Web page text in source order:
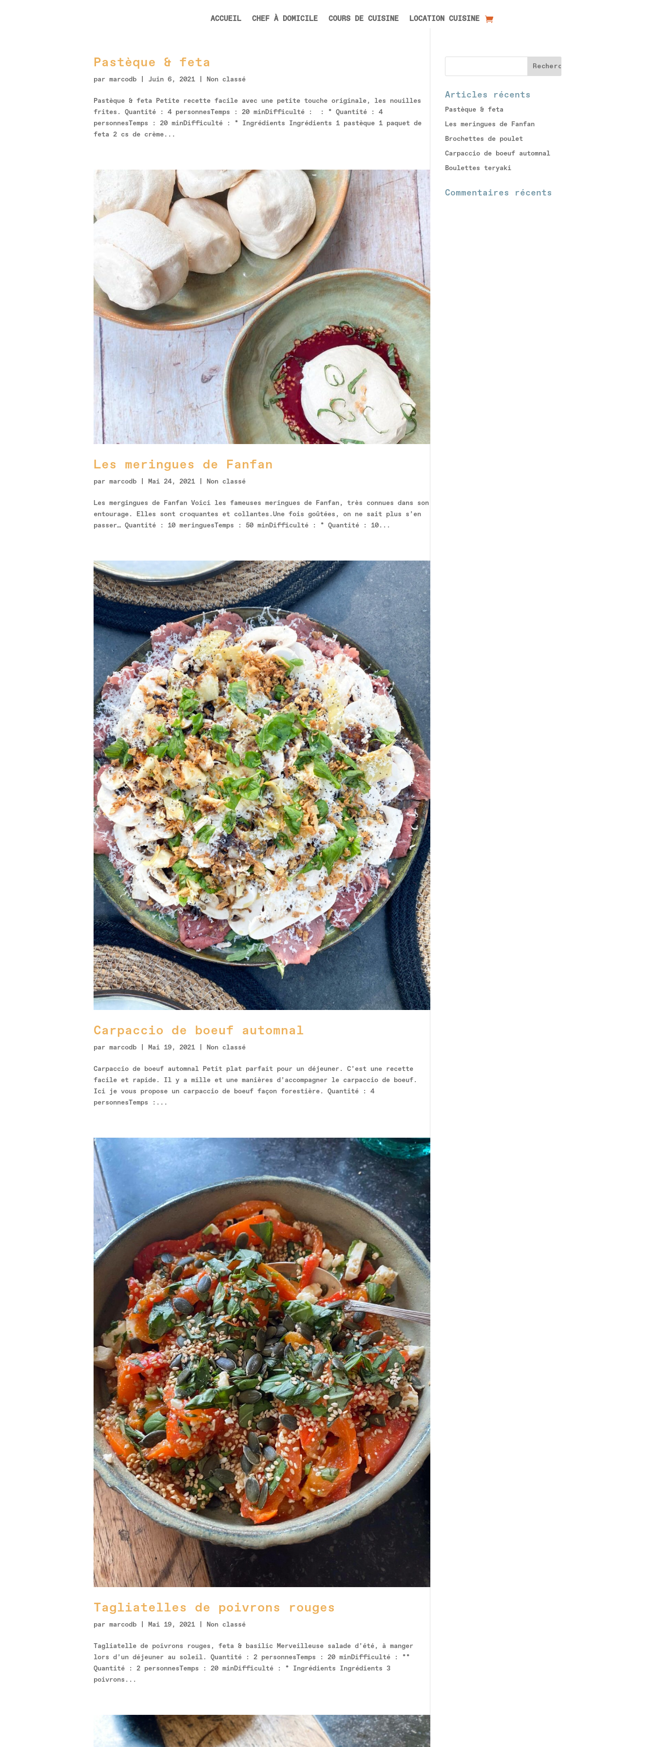
ACCUEIL CHEF À DOMICILE COURS DE CUISINE LOCATION CUISINE
Pastèque & feta
par marcodb Juin 6, 2021 Non classé
Pastèque & feta Petite recette facile avec une petite touche originale, les nouilles
frites. Quantité : 4 personnesTemps : 20 minDifficulté : : * Quantité : 4
personnesTemps : 20 minDifficulté : * Ingrédients Ingrédients 1 pastèque 1 paquet de
feta 2 cs de crème...
Les meringues de Fanfan
par marcodb Mai 24, 2021 Non classé
Les mergingues de Fanfan Voici les fameuses meringues de Fanfan, très connues dans son
entourage. Elles sont croquantes et collantes.Une fois goûtées, on ne sait plus s’en
passer… Quantité : 10 meringuesTemps : 50 minDifficulté : * Quantité : 10...
Carpaccio de boeuf automnal
par marcodb Mai 19, 2021 Non classé
Carpaccio de boeuf automnal Petit plat parfait pour un déjeuner. C’est une recette
facile et rapide. Il y a mille et une manières d’accompagner le carpaccio de boeuf.
Ici je vous propose un carpaccio de boeuf façon forestière. Quantité : 4
personnesTemps :...
Tagliatelles de poivrons rouges
par marcodb Mai 19, 2021 Non classé
Tagliatelle de poivrons rouges, feta & basilic Merveilleuse salade d’été, à manger
lors d’un déjeuner au soleil. Quantité : 2 personnesTemps : 20 minDifficulté : **
Quantité : 2 personnesTemps : 20 minDifficulté : * Ingrédients Ingrédients 3
poivrons...
Articles récents
Pastèque & feta
Les meringues de Fanfan
Brochettes de poulet
Carpaccio de boeuf automnal
Boulettes teryaki
Commentaires récents